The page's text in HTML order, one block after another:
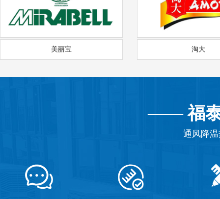
美丽宝 淘大
——福
通风降